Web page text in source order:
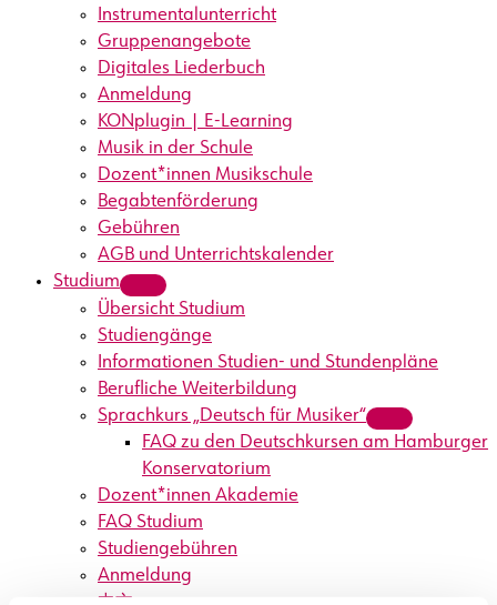
Instrumentalunterricht
Gruppenangebote
Digitales Liederbuch
Anmeldung
KONplugin | E-Learning
Musik in der Schule
Dozent*innen Musikschule
Begabtenförderung
Gebühren
AGB und Unterrichtskalender
Studium
Übersicht Studium
Studiengänge
Informationen Studien- und Stundenpläne
Berufliche Weiterbildung
Sprachkurs „Deutsch für Musiker“
FAQ zu den Deutschkursen am Hamburger
Konservatorium
Dozent*innen Akademie
FAQ Studium
Studiengebühren
Anmeldung